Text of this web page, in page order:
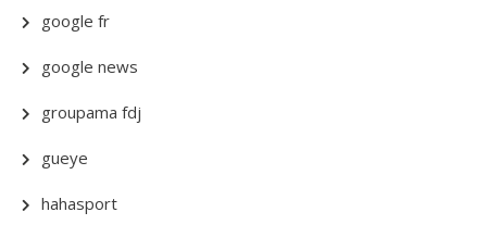
google fr
google news
groupama fdj
gueye
hahasport